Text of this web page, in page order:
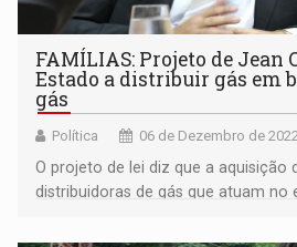
FAMÍLIAS: Projeto de
Estado a distribuir gás em
gás
Política 06 de Dezembro de
O projeto de lei diz que a aquisição
distribuidoras de gás que atuam no